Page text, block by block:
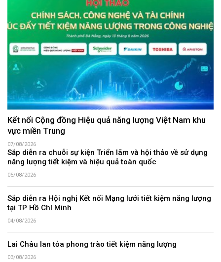
Kết nối Cộng đồng Hiệu quả năng lượng Việt Nam khu
vực miền Trung
07/08/2026
Sắp diễn ra chuỗi sự kiện Triển lãm và hội thảo về sử dụng
năng lượng tiết kiệm và hiệu quả toàn quốc
05/08/2026
Sắp diễn ra Hội nghị Kết nối Mạng lưới tiết kiệm năng lượng
tại TP Hồ Chí Minh
04/08/2026
Lai Châu lan tỏa phong trào tiết kiệm năng lượng
03/08/2026